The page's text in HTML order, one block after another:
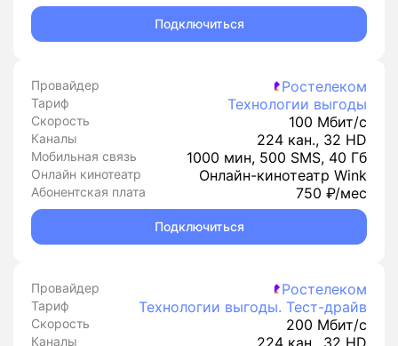
Подключиться
Провайдер Ростелеком
Тариф Технологии выгоды
Скорость 100 Мбит/с
Каналы 224 кан., 32 HD
Мобильная связь 1000 мин, 500 SMS, 40 Гб
Онлайн кинотеатр Онлайн-кинотеатр Wink
Абонентская плата 750 ₽/мес
Подключиться
Провайдер Ростелеком
Тариф Технологии выгоды. Тест-драйв
Скорость 200 Мбит/с
Каналы 224 кан., 32 HD